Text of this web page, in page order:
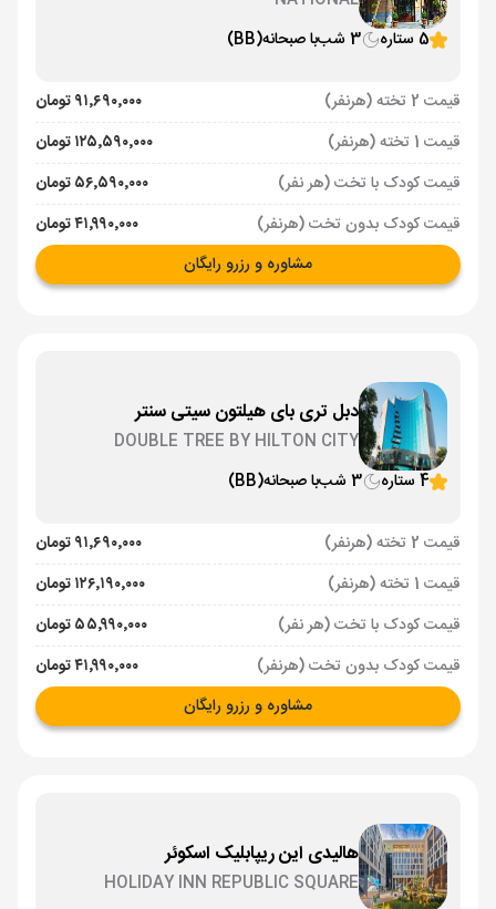
5 ستاره
3 شب با صبحانه(BB)
قیمت 2 تخته (هرنفر)
۹۱٬۶۹۰٬۰۰۰ تومان
قیمت 1 تخته (هرنفر)
۱۲۵٬۵۹۰٬۰۰۰ تومان
قیمت کودک با تخت (هر نفر)
۵۶٬۵۹۰٬۰۰۰ تومان
قیمت کودک بدون تخت (هرنفر)
۴۱٬۹۹۰٬۰۰۰ تومان
مشاوره و رزرو رایگان
دبل تری بای هیلتون سیتی سنتر
DOUBLE TREE BY HILTON CITY
4 ستاره 3 شب با صبحانه(BB)
قیمت 2 تخته (هرنفر)
۹۱٬۶۹۰٬۰۰۰ تومان
قیمت 1 تخته (هرنفر)
۱۲۶٬۱۹۰٬۰۰۰ تومان
قیمت کودک با تخت (هر نفر)
۵۵٬۹۹۰٬۰۰۰ تومان
قیمت کودک بدون تخت (هرنفر)
۴۱٬۹۹۰٬۰۰۰ تومان
مشاوره و رزرو رایگان
هالیدی این ریپابلیک اسکوئر
HOLIDAY INN REPUBLIC SQUARE